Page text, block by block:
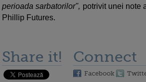
perioada sarbatorilor", potrivit unei note
Phillip Futures.
Share it! Connect
Facebook